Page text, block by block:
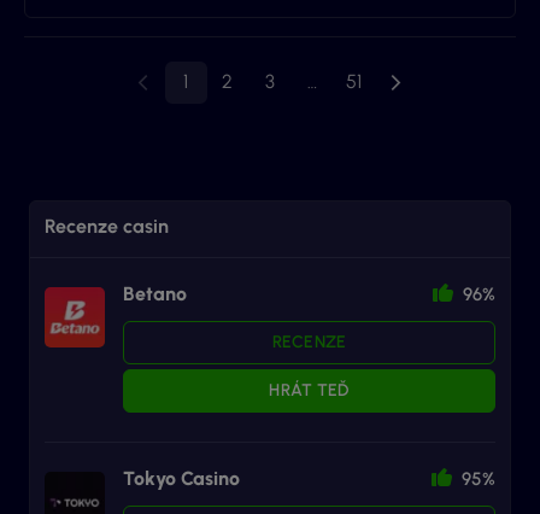
1 2 3 … 51
Recenze casin
Betano 96%
RECENZE
HRÁT TEĎ
Tokyo Casino 95%